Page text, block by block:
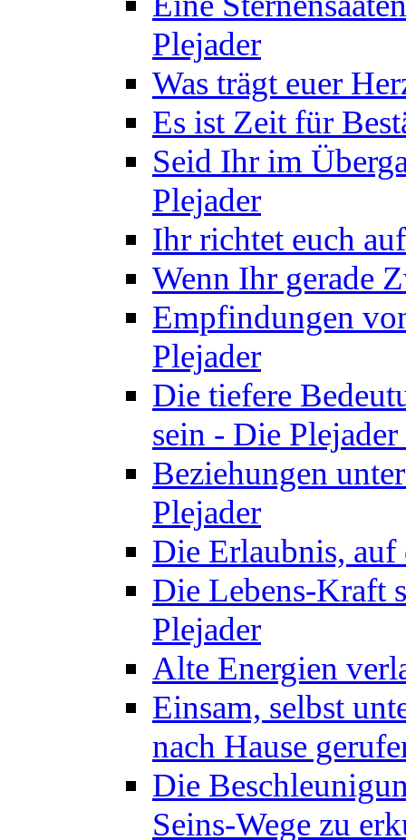
Plejader
Was trägt euer
Es ist Zeit für
Seid Ihr im
Plejader
Ihr richtet euch
Wenn Ihr gerade
Empfindungen
Plejader
Die tiefere
sein - Die
Beziehungen
Plejader
Die Erlaubnis,
Die Lebens-Kraft
Plejader
Alte Energien
Einsam, selbst
nach Hause
Die
Seins-Wege zu